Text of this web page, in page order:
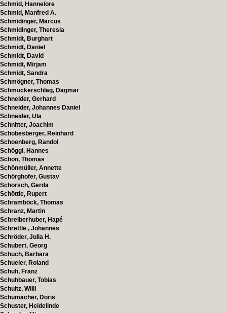
Schmid, Hannelore
Schmid, Manfred A.
Schmidinger, Marcus
Schmidinger, Theresia
Schmidt, Burghart
Schmidt, Daniel
Schmidt, David
Schmidt, Mirjam
Schmidt, Sandra
Schmögner, Thomas
Schmuckerschlag, Dagmar
Schneider, Gerhard
Schneider, Johannes Daniel
Schneider, Ula
Schnitter, Joachim
Schobesberger, Reinhard
Schoenberg, Randol
Schöggl, Hannes
Schön, Thomas
Schönmüller, Annette
Schörghofer, Gustav
Schorsch, Gerda
Schöttle, Rupert
Schramböck, Thomas
Schranz, Martin
Schreiberhuber, Hapé
Schrettle , Johannes
Schröder, Julia H.
Schubert, Georg
Schuch, Barbara
Schueler, Roland
Schuh, Franz
Schuhbauer, Tobias
Schultz, Willi
Schumacher, Doris
Schuster, Heidelinde